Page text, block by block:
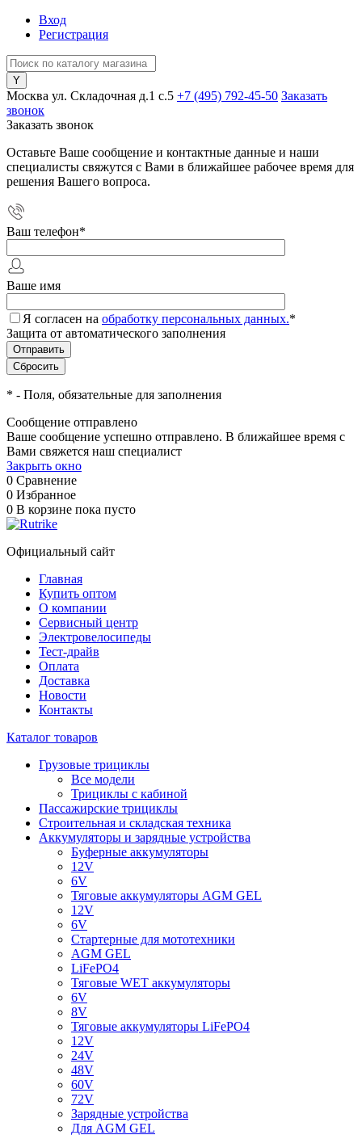
Вход
Регистрация
Москва ул. Складочная д.1 c.5 +7 (495) 792-45-50 Заказать
звонок
Заказать звонок
Оставьте Ваше сообщение и контактные данные и наши
специалисты свяжутся с Вами в ближайшее рабочее время для
решения Вашего вопроса.
Ваш телефон*
Ваше имя
Я согласен на обработку персональных данных.*
Защита от автоматического заполнения
* - Поля, обязательные для заполнения
Сообщение отправлено
Ваше сообщение успешно отправлено. В ближайшее время с
Вами свяжется наш специалист
Закрыть окно
0 Сравнение
0 Избранное
0 В корзине пока пусто
Официальный сайт
Главная
Купить оптом
О компании
Сервисный центр
Электровелосипеды
Тест-драйв
Оплата
Доставка
Новости
Контакты
Каталог товаров
Грузовые трициклы
Все модели
Трициклы с кабиной
Пассажирские трициклы
Строительная и складская техника
Аккумуляторы и зарядные устройства
Буферные аккумуляторы
12V
6V
Тяговые аккумуляторы AGM GEL
12V
6V
Стартерные для мототехники
AGM GEL
LiFePO4
Тяговые WET аккумуляторы
6V
8V
Тяговые аккумуляторы LiFePO4
12V
24V
48V
60V
72V
Зарядные устройства
Для AGM GEL